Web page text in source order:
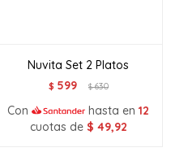
Nuvita Set 2 Platos
$ 599 $630
Con hasta en 12
cuotas de $ 49,92